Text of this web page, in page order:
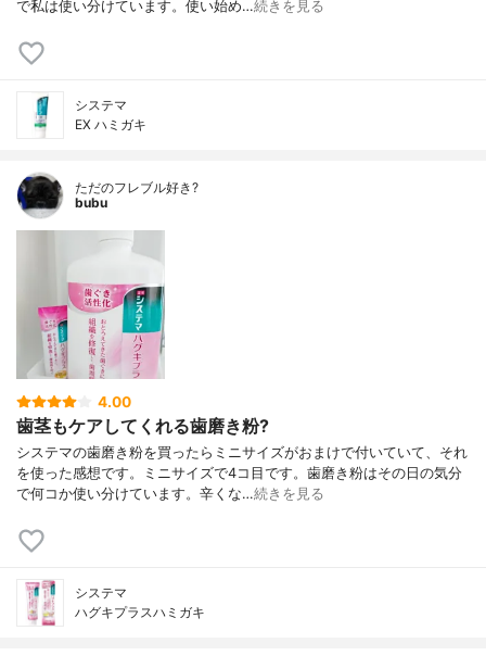
で私は使い分けています。使い始め…続きを見る
システマ
EX ハミガキ
ただのフレブル好き?
bubu
4.00
歯茎もケアしてくれる歯磨き粉?
システマの歯磨き粉を買ったらミニサイズがおまけで付いていて、それ
を使った感想です。ミニサイズで4コ目です。歯磨き粉はその日の気分
で何コか使い分けています。辛くな…続きを見る
システマ
ハグキプラスハミガキ